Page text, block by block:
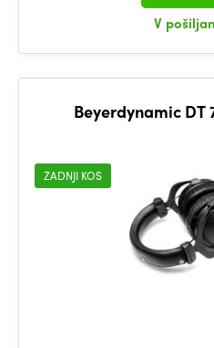
V
Beyerdynamic DT
ZADNJI KOS